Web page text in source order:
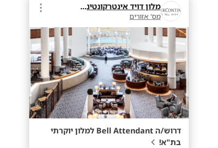
מלון דויד אינטרקונטיננטל
מס' אזורים
דרוש/ה Bell Attendant למלון יוקרתי
בת"א!